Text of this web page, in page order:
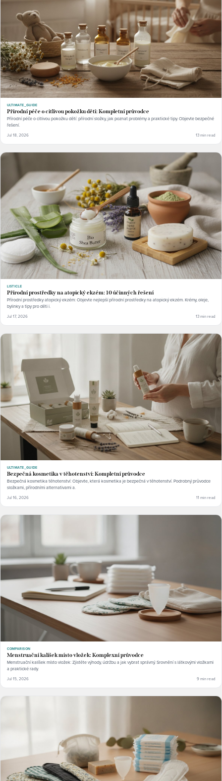
ULTIMATE_GUIDE
Přírodní péče o citlivou pokožku dětí: Kompletní průvodce
Přírodní péče o citlivou pokožku dětí: přírodní složky, jak poznat problémy a praktické tipy. Objevte bezpečné
řešení.
Jul 18, 2026 13 min read
LISTICLE
Přírodní prostředky na atopický ekzém: 10 účinných řešení
Přírodní prostředky atopický ekzém: Objevte nejlepší přírodní prostředky na atopický ekzém. Krémy, oleje,
bylinky a tipy pro děti i.
Jul 17, 2026 13 min read
ULTIMATE_GUIDE
Bezpečná kosmetika v těhotenství: Kompletní průvodce
Bezpečná kosmetika těhotenství: Objevte, která kosmetika je bezpečná v těhotenství. Podrobný průvodce
složkami, přírodními alternativami a.
Jul 16, 2026 11 min read
COMPARISON
Menstruační kalíšek místo vložek: Komplexní průvodce
Menstruační kalíšek místo vložek: Zjistěte výhody, údržbu a jak vybrat správný. Srovnění s látkovými vložkami
a praktické rady.
Jul 15, 2026 9 min read